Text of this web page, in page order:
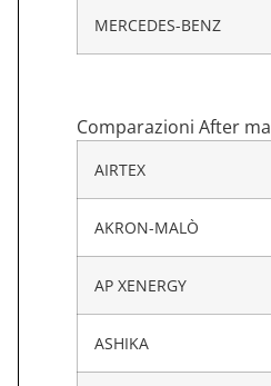
MERCEDES-BENZ
Comparazioni After
AIRTEX
AKRON-MALÒ
AP XENERGY
ASHIKA